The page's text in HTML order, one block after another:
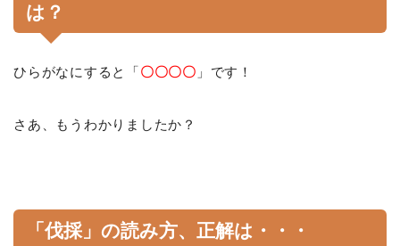
は？
ひらがなにすると「〇〇〇〇 」です！
さあ、もうわかりましたか？
「伐採」の読み方、正解は・・・